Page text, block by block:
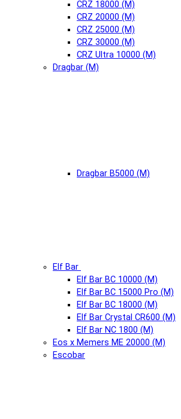
CRZ 18000 (М)
CRZ 20000 (М)
CRZ 25000 (М)
CRZ 30000 (М)
CRZ Ultra 10000 (М)
Dragbar (М)
Dragbar B5000 (М)
Elf Bar
Elf Bar BC 10000 (М)
Elf Bar BC 15000 Pro (М)
Elf Bar BC 18000 (М)
Elf Bar Crystal CR600 (М)
Elf Bar NC 1800 (М)
Eos x Memers ME 20000 (М)
Escobar